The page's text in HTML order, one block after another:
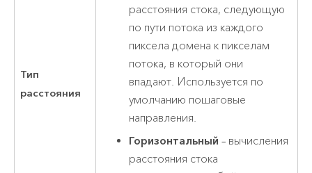
Тип
расстояния
расстояния стока, следующую
по пути потока из каждого
пиксела домена к пикселам
потока, в который они
впадают. Используется по
умолчанию пошаговые
направления.
Горизонтальный – вычисления
расстояния стока